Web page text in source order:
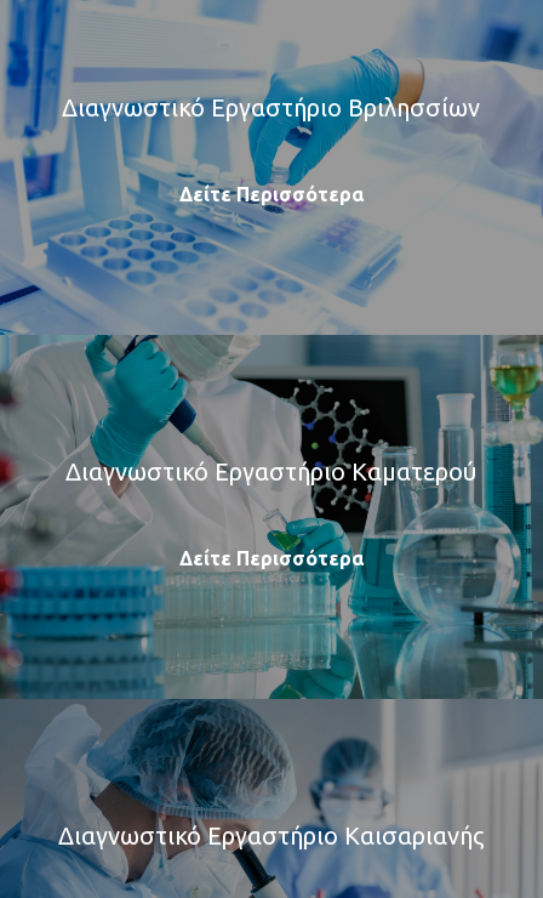
Διαγνωστικό Εργαστήριο Βριλησσίων
Δείτε Περισσότερα
Διαγνωστικό Εργαστήριο Καματερού
Δείτε Περισσότερα
Διαγνωστικό Εργαστήριο Καισαριανής